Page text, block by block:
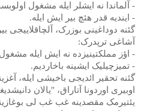
- آلماندا نه ایشلر ایله مشغول
- ایندیه قدر هئچ بیر ایش ایله.
گئنه دوداغینی بوزرک، آلچاقلاییجی
آشاغی ترپدرک:
- اؤز مملکتینیزده نه ایش ایله مشغول
- تمیزچیلیک ایشینه باخاردیم.
گئنه تحقیر ائدیجی باخیشی ایله،
اوبیری اوردونا آتاراق، "یالان
یئتیرمک مقصدینه غب غب لی